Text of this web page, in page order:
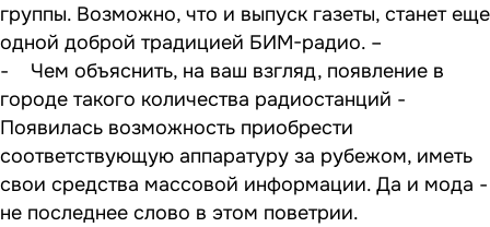
группы. Возможно, что и выпуск газеты, станет еще
одной доброй традицией БИМ-радио. –
- Чем объяснить, на ваш взгляд, появление в
городе такого количества радиостанций -
Появилась возможность приобрести
соответствующую аппаратуру за рубежом, иметь
свои средства массовой информации. Да и мода -
не последнее слово в этом поветрии.